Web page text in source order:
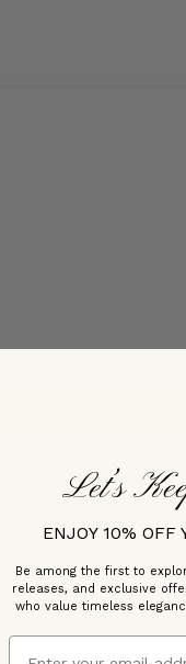
12/27/
Let’s
ENJOY 10% OFF
Be among the first to
releases, and exclusive
who value timeless
Email